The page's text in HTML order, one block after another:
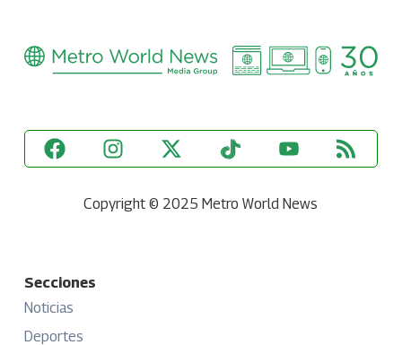
Copyright © 2025 Metro World News
Secciones
Noticias
Deportes